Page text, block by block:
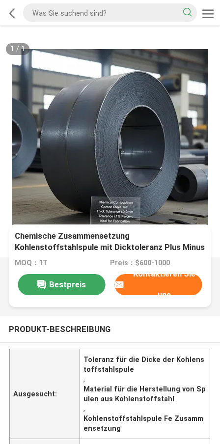
1 / 1
Chemische Zusammensetzung
Kohlenstoffstahlspule mit Dicktoleranz Plus Minus
02 mm und Toleranz Plus Minus 1 Prozent ideal
MOQ：1T Preis：$600-1000
Bestpreis
Kontaktieren Sie
uns
PRODUKT-BESCHREIBUNG
Ausgesucht:
Toleranz für die Dicke der Kohlens
toffstahlspule
,
Material für die Herstellung von Sp
ulen aus Kohlenstoffstahl
,
Kohlenstoffstahlspule Fe Zusamm
ensetzung